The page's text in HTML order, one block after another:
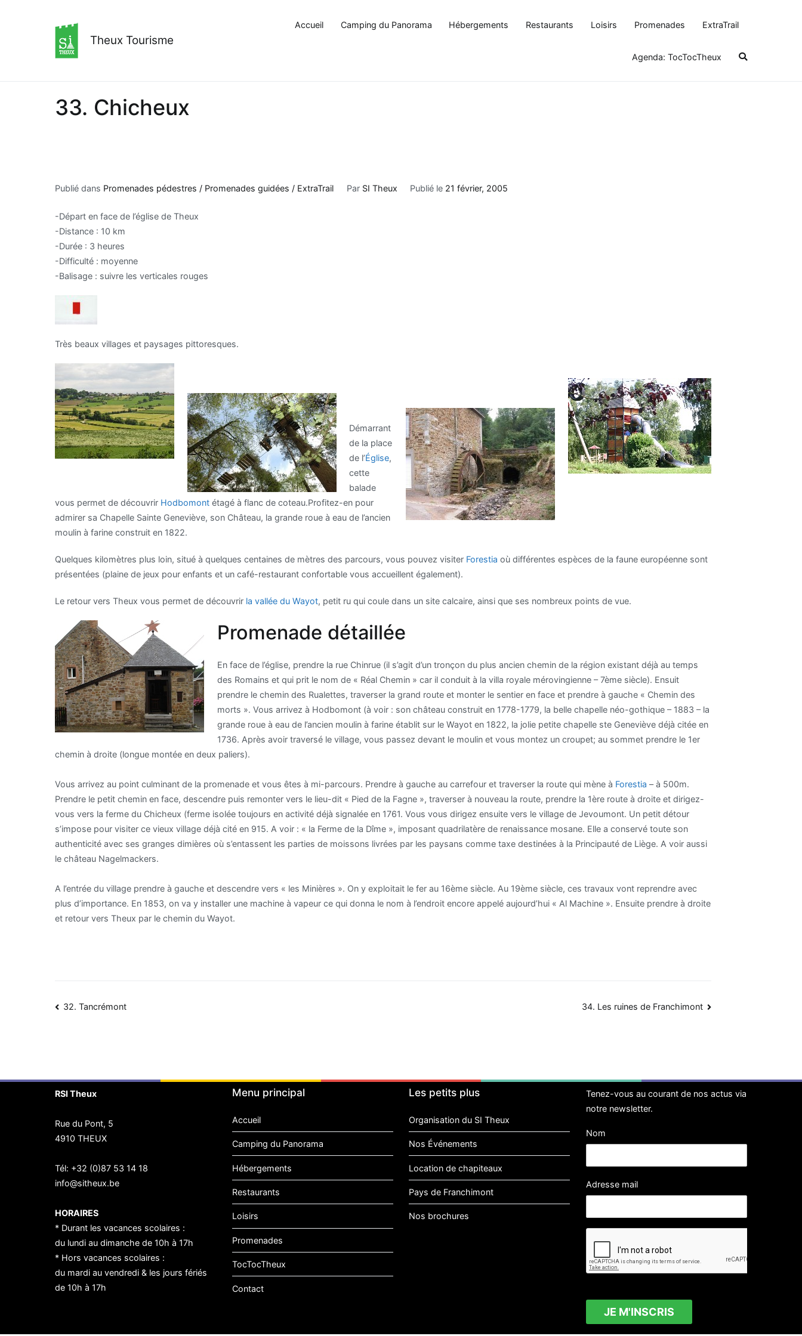
Theux Tourisme
Accueil Camping du Panorama Hébergements Restaurants Loisirs Promenades ExtraTrail
Agenda: TocTocTheux
33. Chicheux
Publié dans Promenades pédestres / Promenades guidées / ExtraTrail Par SI Theux Publié le 21 février, 2005
-Départ en face de l’église de Theux
-Distance : 10 km
-Durée : 3 heures
-Difficulté : moyenne
-Balisage : suivre les verticales rouges
Très beaux villages et paysages pittoresques.
Démarrant
de la place
de l’Église,
cette
balade
vous permet de découvrir Hodbomont étagé à flanc de coteau.Profitez-en pour
admirer sa Chapelle Sainte Geneviève, son Château, la grande roue à eau de l’ancien
moulin à farine construit en 1822.
Quelques kilomètres plus loin, situé à quelques centaines de mètres des parcours, vous pouvez visiter Forestia où différentes espèces de la faune européenne sont
présentées (plaine de jeux pour enfants et un café-restaurant confortable vous accueillent également).
Le retour vers Theux vous permet de découvrir la vallée du Wayot, petit ru qui coule dans un site calcaire, ainsi que ses nombreux points de vue.
Promenade détaillée
En face de l’église, prendre la rue Chinrue (il s’agit d’un tronçon du plus ancien chemin de la région existant déjà au temps
des Romains et qui prit le nom de « Réal Chemin » car il conduit à la villa royale mérovingienne – 7ème siècle). Ensuit
prendre le chemin des Rualettes, traverser la grand route et monter le sentier en face et prendre à gauche « Chemin des
morts ». Vous arrivez à Hodbomont (à voir : son château construit en 1778-1779, la belle chapelle néo-gothique – 1883 – la
grande roue à eau de l’ancien moulin à farine établit sur le Wayot en 1822, la jolie petite chapelle ste Geneviève déjà citée en
1736. Après avoir traversé le village, vous passez devant le moulin et vous montez un croupet; au sommet prendre le 1er
chemin à droite (longue montée en deux paliers).
Vous arrivez au point culminant de la promenade et vous êtes à mi-parcours. Prendre à gauche au carrefour et traverser la route qui mène à Forestia – à 500m.
Prendre le petit chemin en face, descendre puis remonter vers le lieu-dit « Pied de la Fagne », traverser à nouveau la route, prendre la 1ère route à droite et dirigez-
vous vers la ferme du Chicheux (ferme isolée toujours en activité déjà signalée en 1761. Vous vous dirigez ensuite vers le village de Jevoumont. Un petit détour
s’impose pour visiter ce vieux village déjà cité en 915. A voir : « la Ferme de la Dîme », imposant quadrilatère de renaissance mosane. Elle a conservé toute son
authenticité avec ses granges dimières où s’entassent les parties de moissons livrées par les paysans comme taxe destinées à la Principauté de Liège. A voir aussi
le château Nagelmackers.
A l’entrée du village prendre à gauche et descendre vers « les Minières ». On y exploitait le fer au 16ème siècle. Au 19ème siècle, ces travaux vont reprendre avec
plus d’importance. En 1853, on va y installer une machine à vapeur ce qui donna le nom à l’endroit encore appelé aujourd’hui « Al Machine ». Ensuite prendre à droite
et retour vers Theux par le chemin du Wayot.
Navigation
32. Tancrémont 34. Les ruines de Franchimont
RSI Theux
Rue du Pont, 5
4910 THEUX
Tél: +32 (0)87 53 14 18
info@sitheux.be
HORAIRES
* Durant les vacances scolaires :
du lundi au dimanche de 10h à 17h
* Hors vacances scolaires :
du mardi au vendredi & les jours fériés
de 10h à 17h
Menu principal
Accueil
Camping du Panorama
Hébergements
Restaurants
Loisirs
Promenades
TocTocTheux
Contact
Les petits plus
Organisation du SI Theux
Nos Événements
Location de chapiteaux
Pays de Franchimont
Nos brochures
Tenez-vous au courant de nos actus via
notre newsletter.
Nom
Adresse mail